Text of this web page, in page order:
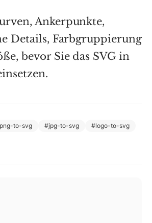
Ankerpunkte,
Details, Farbgruppierung
bevor Sie das SVG in
png-to-svg #jpg-to-svg #logo-to-svg